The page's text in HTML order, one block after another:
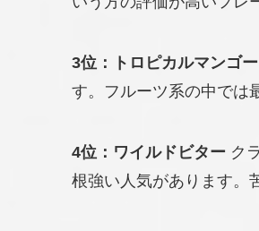
3位：トロピカルマンゴー
す。フルーツ系の中では
4位：ワイルドビター ク
根強い人気があります。